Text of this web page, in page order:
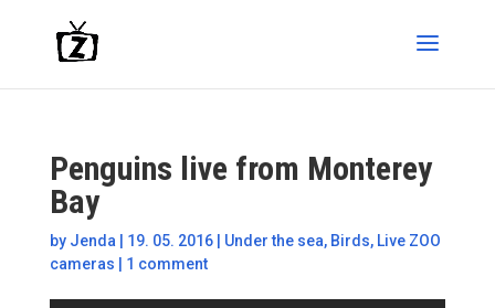
Penguins live from Monterey
Bay
by Jenda 19. 05. 2016| Under the sea, Birds, Live ZOO
cameras
1 comment